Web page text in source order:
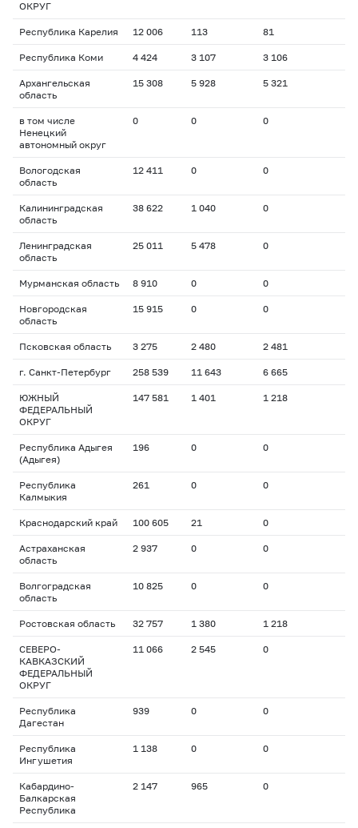
ОКРУГ
Республика Карелия 12 006 113 81
Республика Коми 4 424 3 107 3 106
Архангельская
область
15 308 5 928 5 321
в том числе
Ненецкий
автономный округ
0 0 0
Вологодская
область
12 411 0 0
Калининградская
область
38 622 1 040 0
Ленинградская
область
25 011 5 478 0
Мурманская область 8 910 0 0
Новгородская
область
15 915 0 0
Псковская область 3 275 2 480 2 481
г. Санкт-Петербург 258 539 11 643 6 665
ЮЖНЫЙ
ФЕДЕРАЛЬНЫЙ
ОКРУГ
147 581 1 401 1 218
Республика Адыгея
(Адыгея)
196 0 0
Республика
Калмыкия
261 0 0
Краснодарский край 100 605 21 0
Астраханская
область
2 937 0 0
Волгоградская
область
10 825 0 0
Ростовская область 32 757 1 380 1 218
СЕВЕРО-
КАВКАЗСКИЙ
ФЕДЕРАЛЬНЫЙ
ОКРУГ
11 066 2 545 0
Республика
Дагестан
939 0 0
Республика
Ингушетия
1 138 0 0
Кабардино-
Балкарская
Республика
2 147 965 0